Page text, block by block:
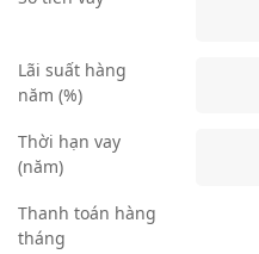
Lãi suất hàng
năm (%)
Thời hạn vay
(năm)
Thanh toán hàng
tháng